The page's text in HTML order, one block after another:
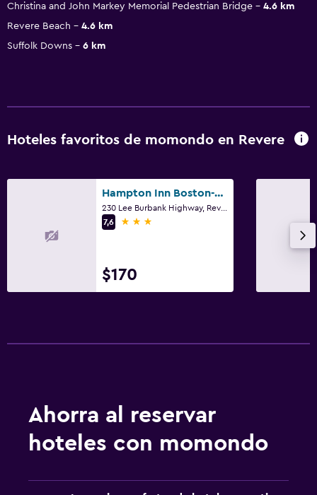
Christina and John Markey Memorial Pedestrian Bridge
4.6 km
Revere Beach
4.6 km
Suffolk Downs
6 km
Hoteles favoritos de momondo en Revere
Hampton Inn Boston-Logan Airport
7,6
3 estrellas
$170
Ahorra al reservar
hoteles con momondo